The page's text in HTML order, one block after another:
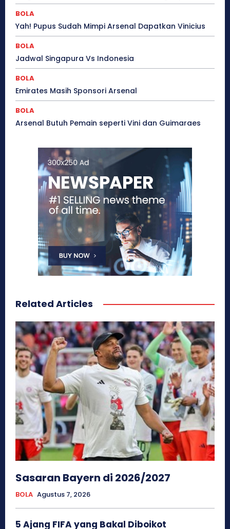
BOLA
Yah! Pupus Sudah Mimpi Arsenal Dapatkan Vinicius
BOLA
Jadwal Singapura Vs Indonesia
BOLA
Emirates Masih Sponsori Arsenal
BOLA
Arsenal Butuh Pemain seperti Vini dan Guimaraes
Related Articles
Sasaran Bayern di 2026/2027
BOLA Agustus 7, 2026
5 Ajang FIFA yang Bakal Diboikot